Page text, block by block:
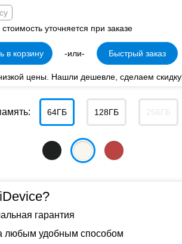
уточняется при заказе
в корзину -или- Быстрый заказ
цены. Нашли дешевле, сделаем
64ГБ 128ГБ 256ГБ
гарантия
любым удобным способом